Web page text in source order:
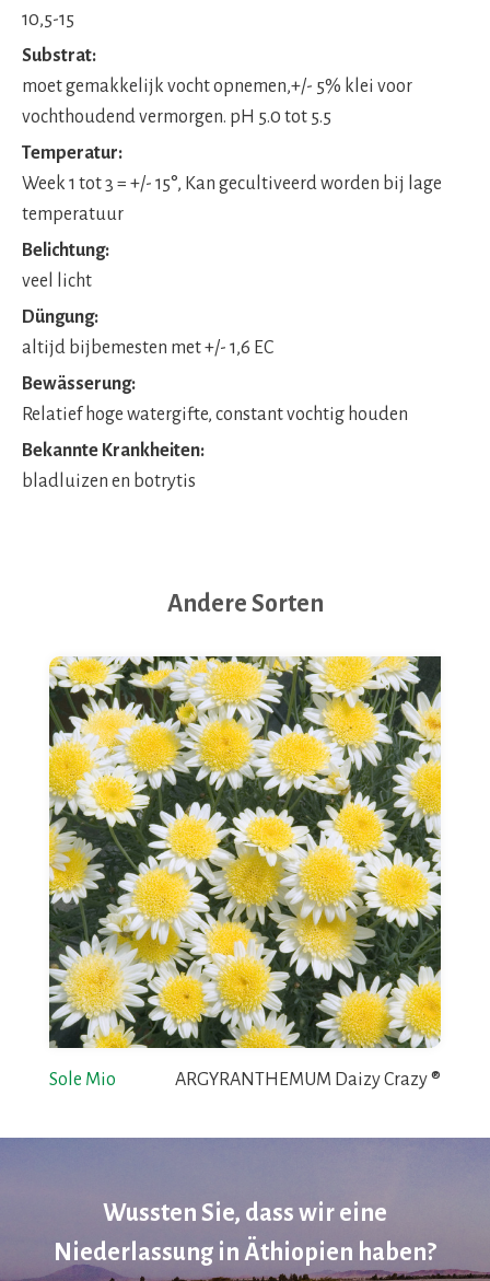
10,5-15
Substrat:
moet gemakkelijk vocht opnemen,+/- 5% klei voor
vochthoudend vermorgen. pH 5.0 tot 5.5
Temperatur:
Week 1 tot 3 = +/- 15°, Kan gecultiveerd worden bij lage
temperatuur
Belichtung:
veel licht
Düngung:
altijd bijbemesten met +/- 1,6 EC
Bewässerung:
Relatief hoge watergifte, constant vochtig houden
Bekannte Krankheiten:
bladluizen en botrytis
Andere Sorten
Sole Mio ARGYRANTHEMUM Daizy Crazy ®
Wussten Sie, dass wir eine
Niederlassung in Äthiopien haben?